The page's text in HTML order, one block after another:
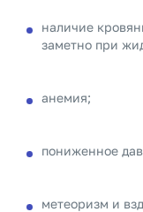
наличие
заметно при
анемия;
пониженное
метеоризм и